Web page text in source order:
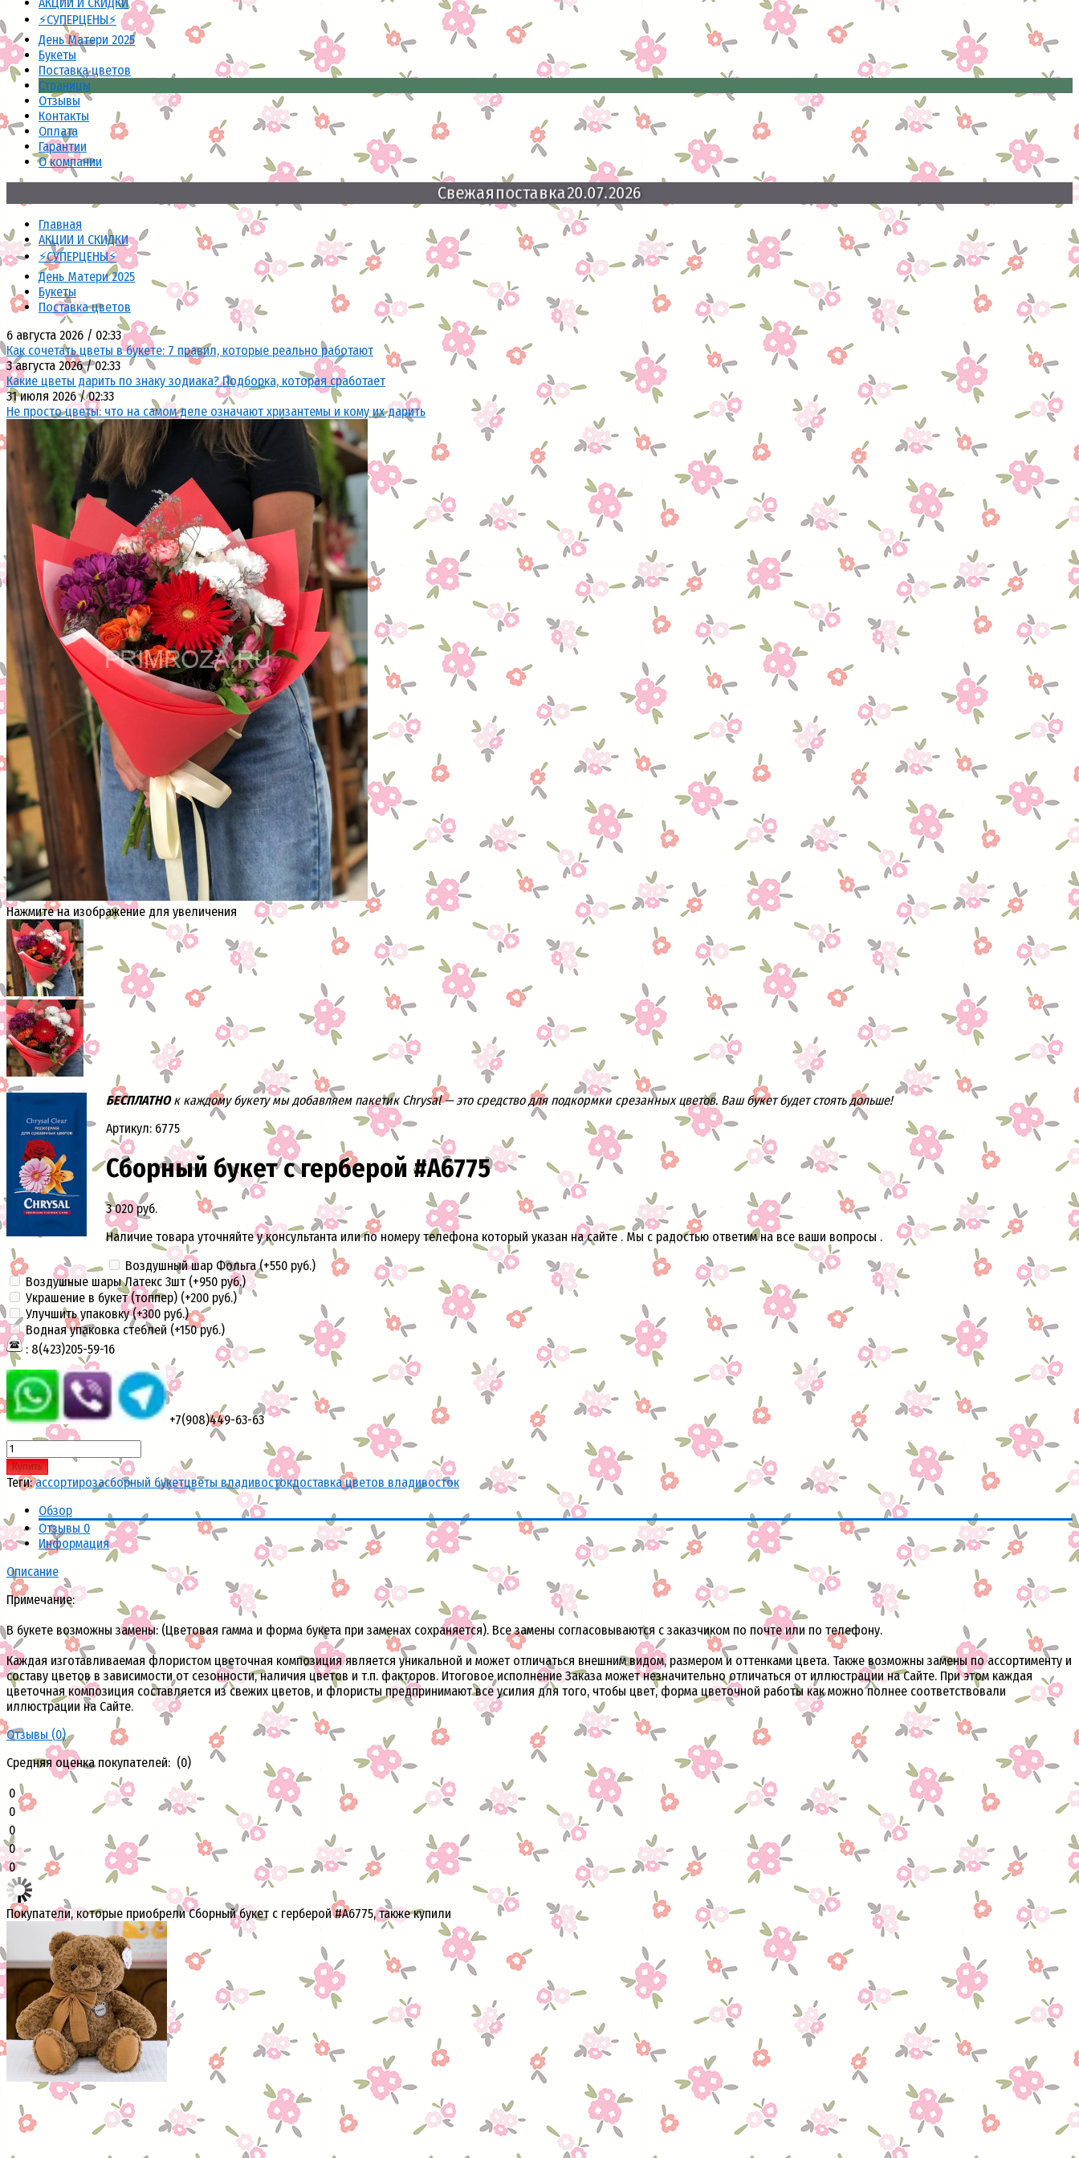
⚡СУПЕРЦЕНЫ⚡
День Матери 2025
Букеты
Поставка цветов
Страницы
Отзывы
Контакты
Оплата
Гарантии
О компании
Свежая поставка 20.07.2026
Главная
АКЦИИ И СКИДКИ
⚡СУПЕРЦЕНЫ⚡
День Матери 2025
Букеты
Поставка цветов
6 августа 2026 / 02:33
Как сочетать цветы в букете: 7 правил, которые реально работают
3 августа 2026 / 02:33
Какие цветы дарить по знаку зодиака? Подборка, которая сработает
31 июля 2026 / 02:33
Не просто цветы: что на самом деле означают хризантемы и кому их дарить
Нажмите на изображение для увеличения
БЕСПЛАТНОк каждому букету мы добавляем пакетик Chrysal — это средство для подкормки срезанных цветов. Ваш букет будет стоять дольше!
Артикул: 6775
Сборный букет с герберой #А6775
3 020 руб.
Наличие товара уточняйте у консультанта или по номеру телефона который указан на сайте . Мы с радостью ответим на все ваши вопросы .
Воздушный шар Фольга (+550 руб.)
Воздушные шары Латекс 3шт (+950 руб.)
Украшение в букет (топпер) (+200 руб.)
Улучшить упаковку (+300 руб.)
Водная упаковка стеблей (+150 руб.)
: 8(423)205-59-16
+7(908)449-63-63
Купить
Теги:ассортирозасборный букетцветы владивостокдоставка цветов владивосток
Обзор
Отзывы 0
Информация
Описание
Примечание:
В букете возможны замены: (Цветовая гамма и форма букета при заменах сохраняется). Все замены согласовываются с заказчиком по почте или по телефону.
Каждая изготавливаемая флористом цветочная композиция является уникальной и может отличаться внешним видом, размером и оттенками цвета. Также возможны замены по ассортименту и
составу цветов в зависимости от сезонности, наличия цветов и т.п. факторов. Итоговое исполнение Заказа может незначительно отличаться от иллюстрации на Сайте. При этом каждая
цветочная композиция составляется из свежих цветов, и флористы предпринимают все усилия для того, чтобы цвет, форма цветочной работы как можно полнее соответствовали
иллюстрации на Сайте.
Отзывы (0)
Средняя оценка покупателей: (0)
0
0
0
0
0
Покупатели, которые приобрели Сборный букет с герберой #А6775, также купили